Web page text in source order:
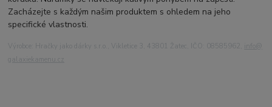
Zacházejte s každým našim produktem s ohledem na jeho
specifické vlastnosti.
Výrobce: Hračky jako dárky s.r.o., Vikletice 3, 43801 Žatec, IČO: 08585962,
galaxiekamenu.cz